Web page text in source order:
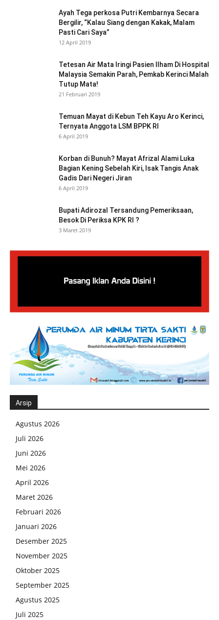
Ayah Tega perkosa Putri Kembarnya Secara
Bergilir, “Kalau Siang dengan Kakak, Malam
Pasti Cari Saya”
12 April 2019
Tetesan Air Mata Iringi Pasien Ilham Di Hospital
Malaysia Semakin Parah, Pemkab Kerinci Malah
Tutup Mata!
21 Februari 2019
Temuan Mayat di Kebun Teh Kayu Aro Kerinci,
Ternyata Anggota LSM BPPK RI
6 April 2019
Korban di Bunuh? Mayat Afrizal Alami Luka
Bagian Kening Sebelah Kiri, Isak Tangis Anak
Gadis Dari Negeri Jiran
6 April 2019
Bupati Adirozal Tersandung Pemeriksaan,
Besok Di Periksa KPK RI ?
3 Maret 2019
Arsip
Agustus 2026
Juli 2026
Juni 2026
Mei 2026
April 2026
Maret 2026
Februari 2026
Januari 2026
Desember 2025
November 2025
Oktober 2025
September 2025
Agustus 2025
Juli 2025